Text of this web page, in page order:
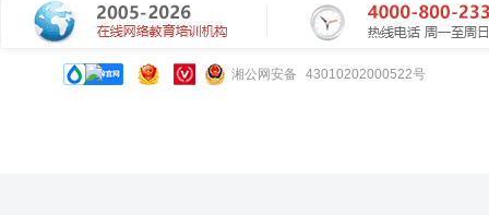
湘公网安备 43010202000522号